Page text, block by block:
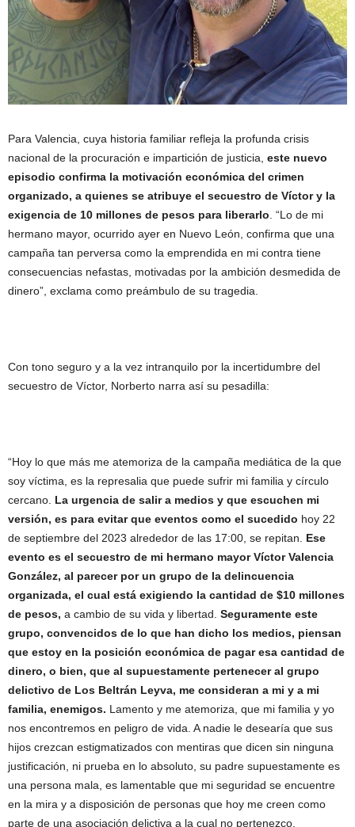
Para Valencia, cuya historia familiar refleja la profunda crisis
nacional de la procuración e impartición de justicia, este nuevo
episodio confirma la motivación económica del crimen
organizado, a quienes se atribuye el secuestro de Víctor y la
exigencia de 10 millones de pesos para liberarlo . “Lo de mi
hermano mayor, ocurrido ayer en Nuevo León, confirma que una
campaña tan perversa como la emprendida en mi contra tiene
consecuencias nefastas, motivadas por la ambición desmedida de
dinero”, exclama como preámbulo de su tragedia.
Con tono seguro y a la vez intranquilo por la incertidumbre del
secuestro de Víctor, Norberto narra así su pesadilla:
“Hoy lo que más me atemoriza de la campaña mediática de la que
soy víctima, es la represalia que puede sufrir mi familia y círculo
cercano. La urgencia de salir a medios y que escuchen mi
versión, es para evitar que eventos como el sucedido hoy 22
de septiembre del 2023 alrededor de las 17:00, se repitan. Ese
evento es el secuestro de mi hermano mayor Víctor Valencia
González, al parecer por un grupo de la delincuencia
organizada, el cual está exigiendo la cantidad de $10 millones
de pesos, a cambio de su vida y libertad. Seguramente este
grupo, convencidos de lo que han dicho los medios, piensan
que estoy en la posición económica de pagar esa cantidad de
dinero, o bien, que al supuestamente pertenecer al grupo
delictivo de Los Beltrán Leyva, me consideran a mi y a mi
familia, enemigos. Lamento y me atemoriza, que mi familia y yo
nos encontremos en peligro de vida. A nadie le desearía que sus
hijos crezcan estigmatizados con mentiras que dicen sin ninguna
justificación, ni prueba en lo absoluto, su padre supuestamente es
una persona mala, es lamentable que mi seguridad se encuentre
en la mira y a disposición de personas que hoy me creen como
parte de una asociación delictiva a la cual no pertenezco.